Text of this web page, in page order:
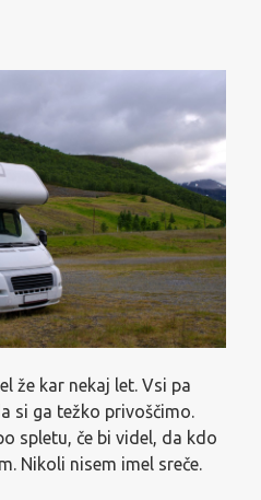
že kar nekaj let. Vsi pa
si ga težko privoščimo.
spletu, če bi videl, da kdo
Nikoli nisem imel sreče.